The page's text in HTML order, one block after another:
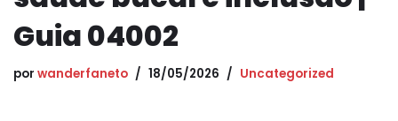
Guia 04002
por wanderfaneto 18/05/2026 Uncategorized